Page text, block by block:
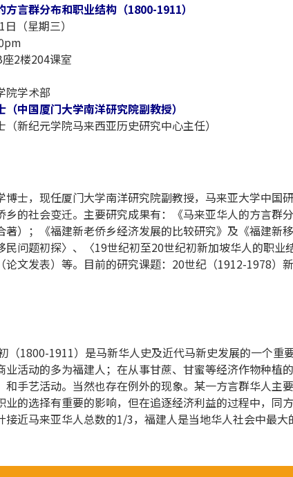
言群分布和职业结构（1800-1911）
（星期三）
2楼204课室
院学术部
中国厦门大学南洋研究院副教授）
新纪元学院马来西亚历史研究中心主任）
博士，现任厦门大学南洋研究院副教授，马来亚大学中国
乡的社会变迁。主要研究成果有：《马来亚华人的方言群
著）；《福建新老侨乡经济发展的比较研究》及《福建新
民问题初探〉、〈19世纪初至20世纪初新加坡华人的职
论文发表）等。目前的研究课题：20世纪（1912-1978）
（1800-1911）是马新华人史及近代马新史发展的一个重
业活动的多为福建人；在从事甘蔗、甘蜜等经济作物种植
和手艺活动。当然也存在例外的现象。某一方言群华人
业的选择有重要的影响，但在追逐经济利益的过程中，同
近马来亚华人总数的1/3，福建人是当地华人社会中最大